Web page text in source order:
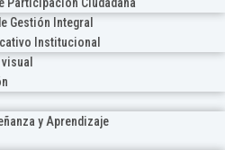
Participación Ciudadana
Gestión Integral
Institucional
y Aprendizaje